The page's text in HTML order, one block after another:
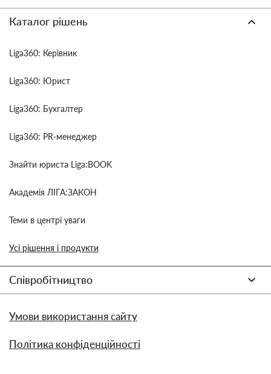
Каталог рішень
Liga360: Керівник
Liga360: Юрист
Liga360: Бухгалтер
Liga360: PR-менеджер
Знайти юриста Liga:BOOK
Академія ЛІГА:ЗАКОН
Теми в центрі уваги
Усі рішення і продукти
Співробітництво
Умови використання сайту
Політика конфіденційності